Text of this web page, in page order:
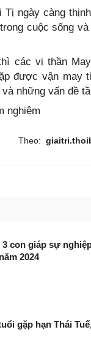
ngày càng
cuộc sống
các vị thần
được vận may
những vấn đề
nghiệm
Theo:
3 con giáp sự
2024
gặp hạn Thái